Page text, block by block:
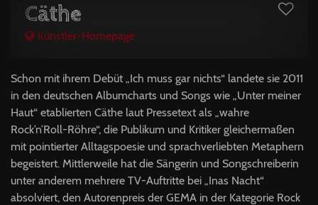
Cäthe
Künstler-Homepage
Schon mit ihrem Debüt „Ich muss gar nichts“ landete sie 2011
in den deutschen Albumcharts und Songs wie „Unter meiner
Haut“ etablierten Cäthe laut Pressetext als „wahre
Rock’n’Roll-Röhre“, die Publikum und Kritiker gleichermaßen
mit pointierter Alltagspoesie und sprachverliebten Metaphern
begeistert. Mittlerweile hat die Sängerin und Songschreiberin
unter anderem mehrere TV-Auftritte bei „Inas Nacht“
absolviert, den Autorenpreis der GEMA in der Kategorie Rock